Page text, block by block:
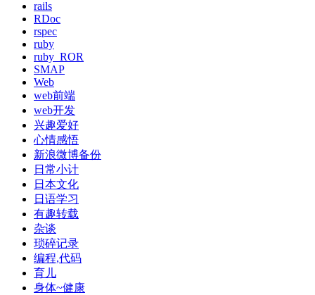
rails
RDoc
rspec
ruby
ruby_ROR
SMAP
Web
web前端
web开发
兴趣爱好
心情感悟
新浪微博备份
日常小计
日本文化
日语学习
有趣转载
杂谈
琐碎记录
编程,代码
育儿
身体~健康